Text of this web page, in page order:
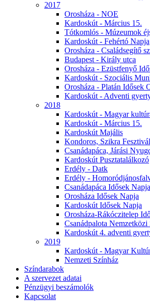
2017
Orosháza - NOE
Kardoskút - Március 15.
Tótkomlós - Múzeumok
Kardoskút - Fehértó Napja
Orosháza - Családsegítő
Budapest - Király utca
Orosháza - Ezüstfenyő
Kardoskút - Szociális
Orosháza - Platán Idősek
Kardoskút - Adventi
2018
Kardoskút - Magyar
Kardoskút - Március 15.
Kardoskút Majális
Kondoros, Szikra Fesztivál
Csanádapáca, Járási
Kardoskút Pusztatalálkozó
Erdély - Datk
Erdély -
Csanádapáca Idősek Napja
Orosháza Idősek Napja
Kardoskút Idősek Napja
Orosháza-Rákóczitelep
Csanádpalota Nemzetközi
Kardoskút 4. adventi
2019
Kardoskút - Magyar
Nemzeti Színház
Színdarabok
A szervezet adatai
Pénzügyi beszámolók
Kapcsolat